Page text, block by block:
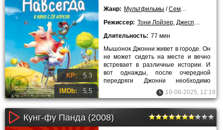
KP: 5.3
IMDb: 5.5
Жанр: Мультфильмы /Семейные
Режиссер: Тони Лойзер, Джеспер Мюлле
Длительность: 77 мин
Мышонок Джонни живет в городе. Он
не может сидеть на месте и вечно
встревает в различные истории. И
вот однажды, после очередной
передряги Джонни необходимо
скрыться. Место для прикрытия он
19-08-2025, 12:19
Кунг-фу Панда (2008)